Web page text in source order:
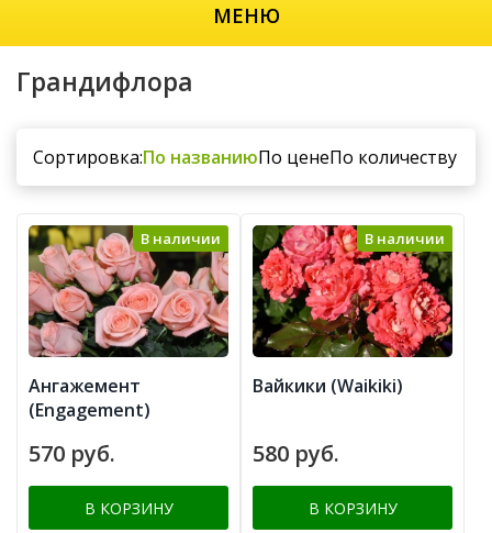
МЕНЮ
Грандифлора
Сортировка:По названиюПо ценеПо количеству
В наличии
Ангажемент
(Engagement)
570 руб.
В КОРЗИНУ
В наличии
Вайкики (Waikiki)
580 руб.
В КОРЗИНУ